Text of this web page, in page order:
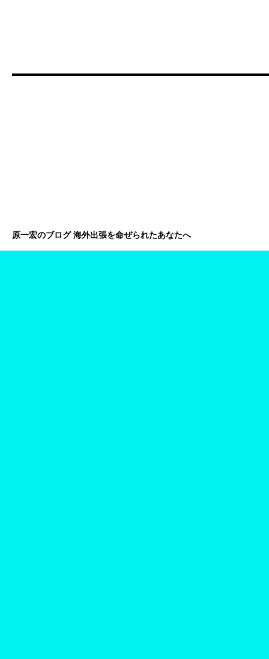
原一宏のブログ 海外出張を命ぜられたあなたへ